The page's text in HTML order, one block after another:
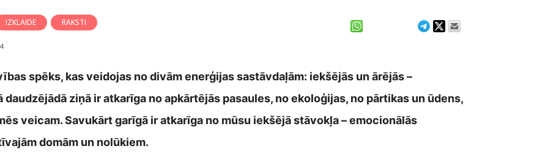
IZKLAIDE RAKSTI
spēks, kas veidojas no divām enerģijas sastāvdaļām: iekšējās un ārējās –
ziņā ir atkarīga no apkārtējās pasaules, no ekoloģijas, no pārtikas un ūdens,
veicam. Savukārt garīgā ir atkarīga no mūsu iekšējā stāvokļa – emocionālās
domām un nolūkiem.